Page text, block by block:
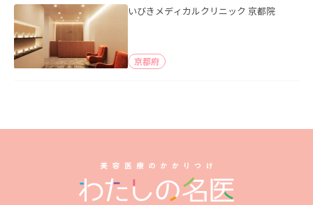
いびきメディカルクリニック 京都院
京都府